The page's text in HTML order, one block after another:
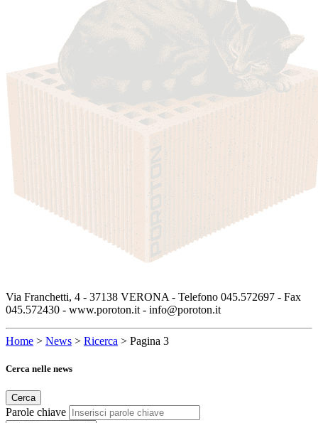
Via Franchetti, 4 - 37138 VERONA - Telefono 045.572697 - Fax
045.572430 - www.poroton.it - info@poroton.it
Home > News > Ricerca > Pagina 3
Cerca nelle news
Cerca
Parole chiave